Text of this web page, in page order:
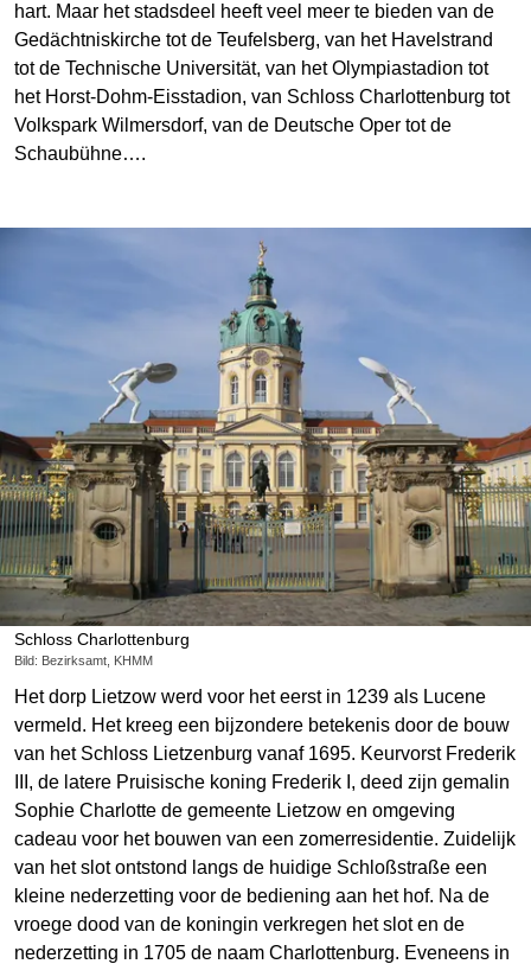
hart. Maar het stadsdeel heeft veel meer te bieden van de
Gedächtniskirche tot de Teufelsberg, van het Havelstrand
tot de Technische Universität, van het Olympiastadion tot
het Horst-Dohm-Eisstadion, van Schloss Charlottenburg tot
Volkspark Wilmersdorf, van de Deutsche Oper tot de
Schaubühne….
Schloss Charlottenburg
Bild: Bezirksamt, KHMM
Het dorp Lietzow werd voor het eerst in 1239 als Lucene
vermeld. Het kreeg een bijzondere betekenis door de bouw
van het Schloss Lietzenburg vanaf 1695. Keurvorst Frederik
III, de latere Pruisische koning Frederik I, deed zijn gemalin
Sophie Charlotte de gemeente Lietzow en omgeving
cadeau voor het bouwen van een zomerresidentie. Zuidelijk
van het slot ontstond langs de huidige Schloßstraße een
kleine nederzetting voor de bediening aan het hof. Na de
vroege dood van de koningin verkregen het slot en de
nederzetting in 1705 de naam Charlottenburg. Eveneens in